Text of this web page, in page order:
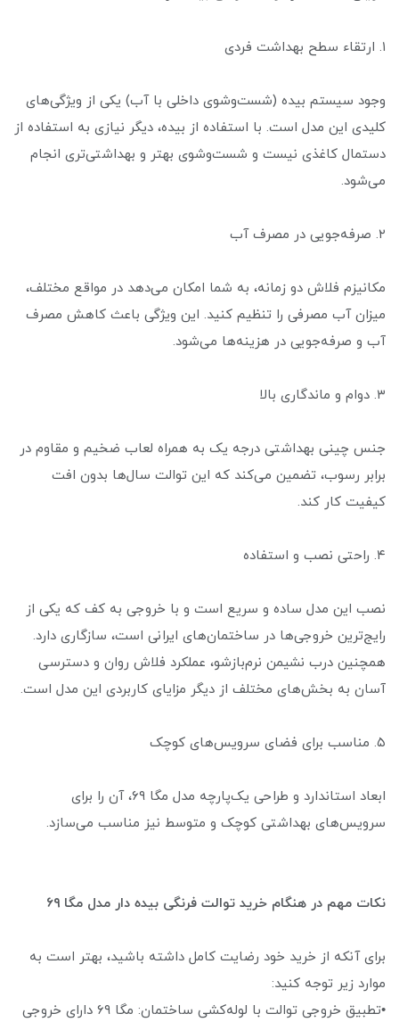
۱. ارتقاء سطح بهداشت فردی
وجود سیستم بیده (شست‌وشوی داخلی با آب) یکی از ویژگی‌های
کلیدی این مدل است. با استفاده از بیده، دیگر نیازی به استفاده از
دستمال کاغذی نیست و شست‌وشوی بهتر و بهداشتی‌تری انجام
می‌شود.
۲. صرفه‌جویی در مصرف آب
مکانیزم فلاش دو زمانه، به شما امکان می‌دهد در مواقع مختلف،
میزان آب مصرفی را تنظیم کنید. این ویژگی باعث کاهش مصرف
آب و صرفه‌جویی در هزینه‌ها می‌شود.
۳. دوام و ماندگاری بالا
جنس چینی بهداشتی درجه یک به همراه لعاب ضخیم و مقاوم در
برابر رسوب، تضمین می‌کند که این توالت سال‌ها بدون افت
کیفیت کار کند.
۴. راحتی نصب و استفاده
نصب این مدل ساده و سریع است و با خروجی به کف که یکی از
رایج‌ترین خروجی‌ها در ساختمان‌های ایرانی است، سازگاری دارد.
همچنین درب نشیمن نرم‌بازشو، عملکرد فلاش روان و دسترسی
آسان به بخش‌های مختلف از دیگر مزایای کاربردی این مدل است.
۵. مناسب برای فضای سرویس‌های کوچک
ابعاد استاندارد و طراحی یک‌پارچه مدل مگا ۶۹، آن را برای
سرویس‌های بهداشتی کوچک و متوسط نیز مناسب می‌سازد.
نکات مهم در هنگام خرید توالت فرنگی بیده دار مدل مگا ۶۹
برای آنکه از خرید خود رضایت کامل داشته باشید، بهتر است به
موارد زیر توجه کنید:
•تطبیق خروجی توالت با لوله‌کشی ساختمان: مگا ۶۹ دارای خروجی